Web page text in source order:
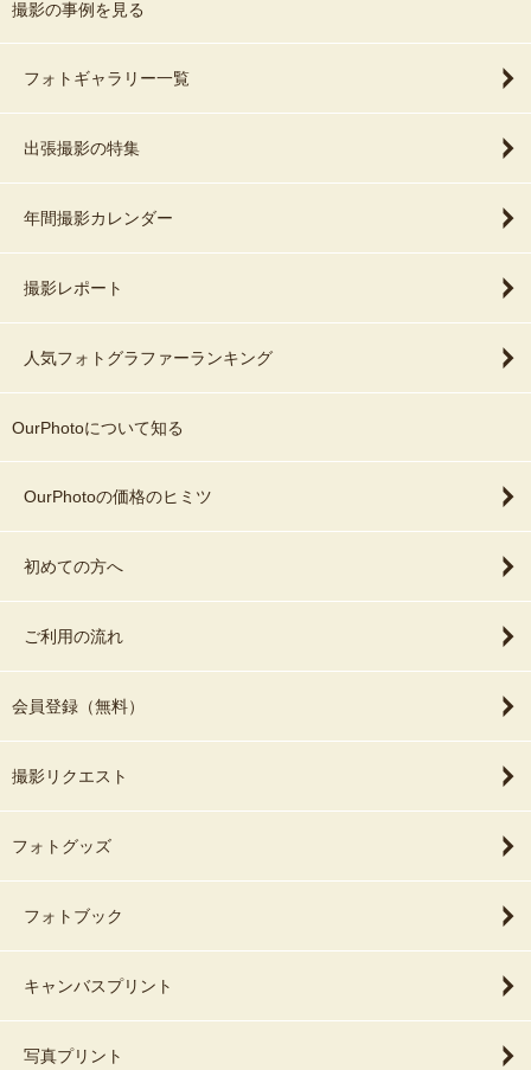
撮影の事例を見る
フォトギャラリー一覧
出張撮影の特集
年間撮影カレンダー
撮影レポート
人気フォトグラファーランキング
OurPhotoについて知る
OurPhotoの価格のヒミツ
初めての方へ
ご利用の流れ
会員登録（無料）
撮影リクエスト
フォトグッズ
フォトブック
キャンバスプリント
写真プリント